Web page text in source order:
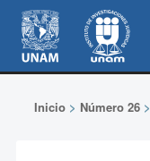
Inicio> Número 26>